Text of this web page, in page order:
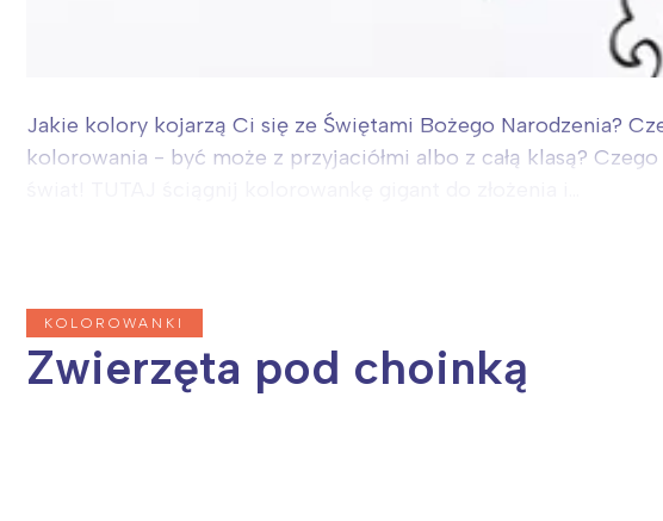
Jakie kolory kojarzą Ci się ze Świętami Bożego Narodzenia?
kolorowania - być może z przyjaciółmi albo z całą klasą?
KOLOROWANKI
Zwierzęta pod choinką